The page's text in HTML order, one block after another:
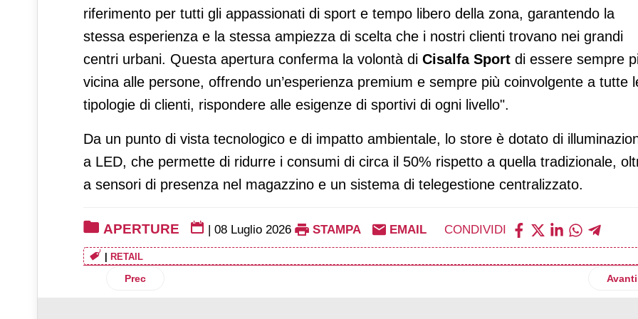
riferimento per tutti gli appassionati di sport e tempo libero della zona, garantendo la
stessa esperienza e la stessa ampiezza di scelta che i nostri clienti trovano nei grandi
centri urbani. Questa apertura conferma la volontà di Cisalfa Sport di essere sempre
vicina alle persone, offrendo un’esperienza premium e sempre più coinvolgente a tutte
tipologie di clienti, rispondere alle esigenze di sportivi di ogni livello".
Da un punto di vista tecnologico e di impatto ambientale, lo store è dotato di
a LED, che permette di ridurre i consumi di circa il 50% rispetto a quella tradizionale,
a sensori di presenza nel magazzino e un sistema di telegestione centralizzato.
APERTURE | 08 Luglio 2026 STAMPA EMAIL CONDIVIDI
RETAIL
Articolo precedente: Penny rafforza la propria presenza in Sicilia con l’apertura di San Giovanni La Punta
Prec Avanti